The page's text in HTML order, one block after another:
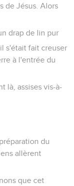
de Jésus. Alors
drap de lin pur
s'était fait creuser
à l'entrée du
là, assises vis-à-
du
allèrent
que cet